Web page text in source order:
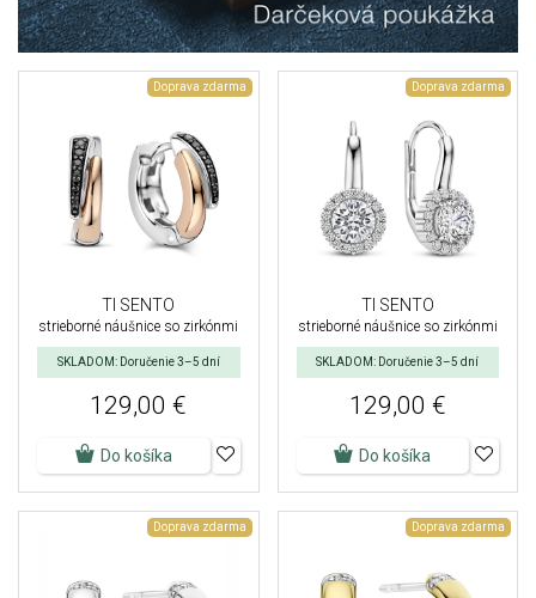
Doprava zdarma
TI SENTO
strieborné náušnice so zirkónmi
SKLADOM: Doručenie 3–5 dní
129,00 €
Do košíka
Doprava zdarma
TI SENTO
strieborné náušnice so zirkónmi
SKLADOM: Doručenie 3–5 dní
129,00 €
Do košíka
Doprava zdarma Doprava zdarma